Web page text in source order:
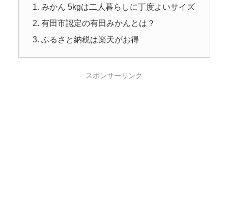
みかん 5kgは二人暮らしに丁度よいサイズ
有田市認定の有田みかんとは？
ふるさと納税は楽天がお得
スポンサーリンク